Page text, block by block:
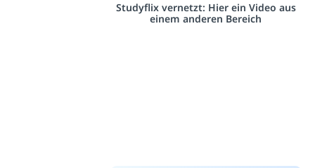
Studyflix vernetzt: Hier ein Video aus
einem anderen Bereich